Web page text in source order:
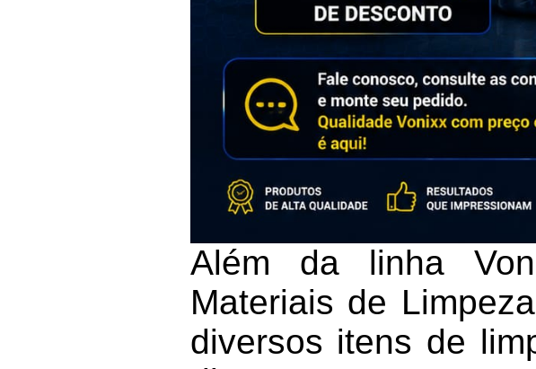
Além da linha
Materiais de
diversos itens de